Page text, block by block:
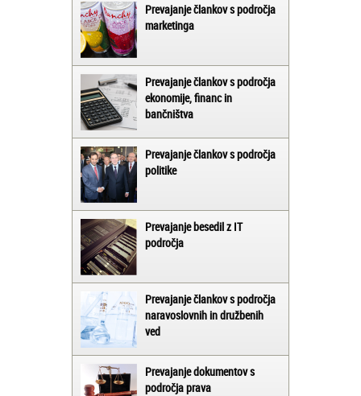
Prevajanje člankov s področja
marketinga
Prevajanje člankov s področja
ekonomije, financ in
bančništva
Prevajanje člankov s področja
politike
Prevajanje besedil z IT
področja
Prevajanje člankov s področja
naravoslovnih in družbenih
ved
Prevajanje dokumentov s
področja prava